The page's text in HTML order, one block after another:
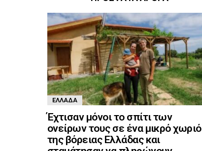
ΕΛΛΆΔΑ
Έχτισαν μόνοι το σπίτι των
ονείρων τους σε ένα μικρό χωριό
της βόρειας Ελλάδας και